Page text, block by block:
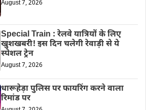
August 7, 2026
Special Train : रेलवे यात्रियों के लिए
खुशखबरी! इस दिन चलेगी रेवाड़ी से ये
स्पेशल ट्रेन
August 7, 2026
धारूहेड़ा पुलिस पर फायरिंग करने वाला
रिमांड पर